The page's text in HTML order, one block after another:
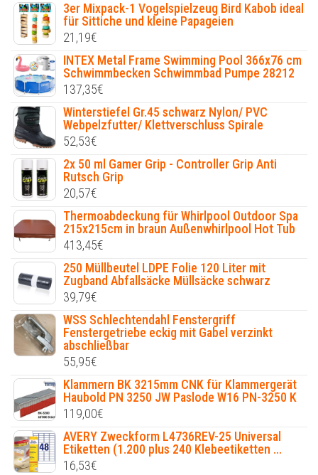
3er Mixpack-1 Vogelspielzeug Bird Kabob ideal
für Sittiche und kleine Papageien
21,19€
INTEX Metal Frame Swimming Pool 366x76 cm
Schwimmbecken Schwimmbad Pumpe 28212
137,35€
Winterstiefel Gr.45 schwarz Nylon/ PVC
Webpelzfutter/ Klettverschluss Spirale
52,53€
2x 50 ml Gamer Grip - Controller Grip Anti
Rutsch Grip
20,57€
Thermoabdeckung für Whirlpool Outdoor Spa
215x215cm in braun Außenwhirlpool Hot Tub
413,45€
250 Müllbeutel LDPE Folie 120 Liter mit
Zugband Abfallsäcke Müllsäcke schwarz
39,79€
WSS Schlechtendahl Fenstergriff
Fenstergetriebe eckig mit Gabel verzinkt
abschließbar
55,95€
Klammern BK 3215mm CNK für Klammergerät
Haubold PN 3250 JW Paslode W16 PN-3250 K
119,00€
AVERY Zweckform L4736REV-25 Universal
Etiketten (1.200 plus 240 Klebeetiketten ...
16,53€